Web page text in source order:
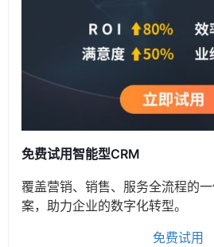
免费试用智能型CRM
覆盖营销、销售、服务全流程的
案，助力企业的数字化转型。
免费试用